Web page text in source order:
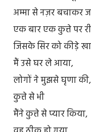
अम्मा से नज़र बचाकर
एक बार एक कुत्ते पर
जिसके सिर को कीड़े
मैं उसे घर ले आया,
लोगों ने मुझसे घृणा की,
कुत्ते से भी
मैंने कुत्ते से प्यार किया,